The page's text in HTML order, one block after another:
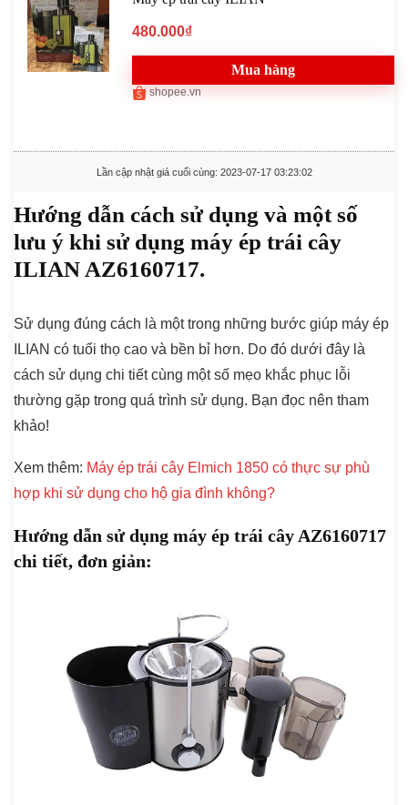
480.000₫
Mua hàng
shopee.vn
Lần cập nhật giá cuối cùng: 2023-07-17 03:23:02
Hướng dẫn cách sử dụng và một số
lưu ý khi sử dụng máy ép trái cây
ILIAN AZ6160717.
Sử dụng đúng cách là một trong những bước giúp máy ép
ILIAN có tuổi thọ cao và bền bỉ hơn. Do đó dưới đây là
cách sử dụng chi tiết cùng một số mẹo khắc phục lỗi
thường gặp trong quá trình sử dụng. Bạn đọc nên tham
khảo!
Xem thêm: Máy ép trái cây Elmich 1850 có thực sự phù
hợp khi sử dụng cho hộ gia đình không?
Hướng dẫn sử dụng máy ép trái cây AZ6160717
chi tiết, đơn giản: